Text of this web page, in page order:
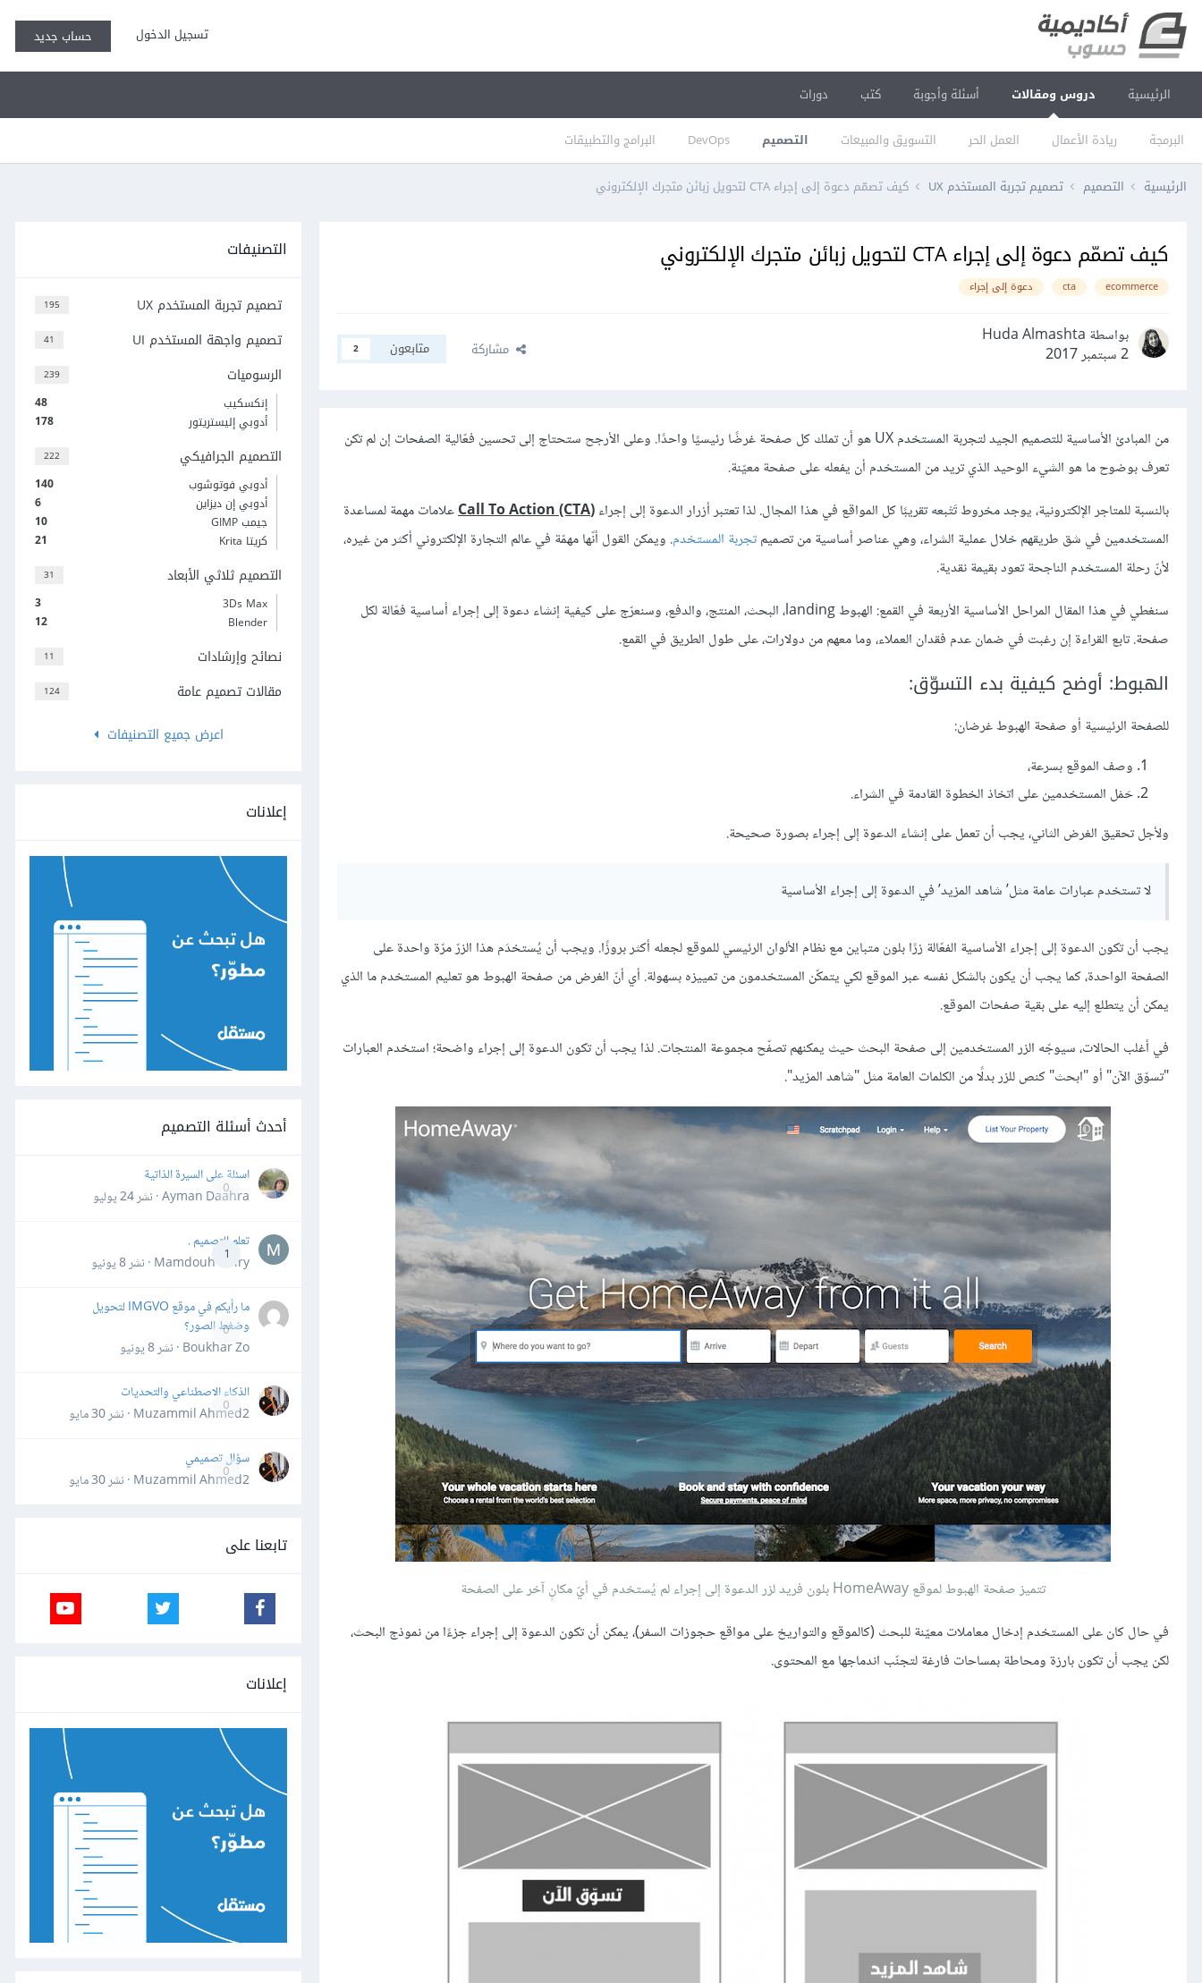
تسجيل الدخول حساب جديد
الرئيسية دروس ومقالات
البرمجة ريادة الأعمال العمل الحر التسويق والمبيعات التصميم DevOps البرامج والتطبيقات
أسئلة وأجوبة كتب دورات
الرئيسية التصميم تصميم تجربة المستخدم UX كيف تصمّم دعوة إلى إجراء CTA لتحويل زبائن متجرك الإلكتروني
كيف تصمّم دعوة إلى إجراء CTA لتحويل زبائن متجرك الإلكتروني
ecommerce
cta دعوة إلى إجراء
بواسطة Huda Almashta
2 سبتمبر 2017
مشاركة متابعون 2
من المبادئ الأساسية للتصميم الجيد لتجربة المستخدم UX هو أن تملك كل صفحة غرضًا رئيسيًا واحدًا. وعلى الأرجح ستحتاج إلى تحسين فعّالية الصفحات إن لم تكن
تعرف بوضوح ما هو الشيء الوحيد الذي تريد من المستخدم أن يفعله على صفحة معيّنة.
بالنسبة للمتاجر الإلكترونية، يوجد مخروط تَتْبعه تقريبًا كل المواقع في هذا المجال. لذا تعتبر أزرار الدعوة إلى إجراء(Call To Action (CTA
علامات مهمة لمساعدة
المستخدمين في شق طريقهم خلال عملية الشراء، وهي عناصر أساسية من تصميمتجربة المستخدم. ويمكن القول أنّها مهمّة في عالم التجارة الإلكتروني أكثر من غيره،
لأنّ رحلة المستخدم الناجحة تعود بقيمة نقدية.
سنغطي في هذا المقال المراحل الأساسية الأربعة في القمع: الهبوط landing، البحث، المنتج، والدفع، وسنعرّج على كيفية إنشاء دعوة إلى إجراء أساسية فعّالة لكل
صفحة. تابع القراءة إن رغبت في ضمان عدم فقدان العملاء، وما معهم من دولارات، على طول الطريق في القمع.
الهبوط: أوضح كيفية بدء التسوّق:
للصفحة الرئيسية أو صفحة الهبوط غرضان:
وصف الموقع بسرعة،
حَمْل المستخدمين على اتخاذ الخطوة القادمة في الشراء.
ولأجل تحقيق الغرض الثاني، يجب أن تعمل على إنشاء الدعوة إلى إجراء بصورة صحيحة.
لا تستخدم عبارات عامة مثل’ شاهد المزيد’ في الدعوة إلى إجراء الأساسية
يجب أن تكون الدعوة إلى إجراء الأساسية الفعّالة زرًا بلون متباين مع نظام الألوان الرئيسي للموقع لجعله أكثر بروزًا. ويجب أن يُستخدَم هذا الزرّ مرّة واحدة على
الصفحة الواحدة، كما يجب أن يكون بالشكل نفسه عبر الموقع لكي يتمكّن المستخدمون من تمييزه بسهولة. أي أنّ الغرض من صفحة الهبوط هو تعليم المستخدم ما الذي
يمكن أن يتطلع إليه على بقية صفحات الموقع.
في أغلب الحالات، سيوجّه الزر المستخدمين إلى صفحة البحث حيث يمكنهم تصفّح مجموعة المنتجات. لذا يجب أن تكون الدعوة إلى إجراء واضحة؛ استخدم العبارات
"تسوّق الآن" أو "ابحث" كنص للزر بدلًا من الكلمات العامة مثل "شاهد المزيد".
تتميز صفحة الهبوط لموقع HomeAway بلون فريد لزر الدعوة إلى إجراء لم يُستخدم في أيّ مكانٍ آخر على الصفحة
في حال كان على المستخدم إدخال معاملات معيّنة للبحث (كالموقع والتواريخ على مواقع حجوزات السفر)، يمكن أن تكون الدعوة إلى إجراء جزءًا من نموذج البحث،
لكن يجب أن تكون بارزة ومحاطة بمساحات فارغة لتجنّب اندماجها مع المحتوى.
التصنيفات
195 تصميم تجربة المستخدم UX
41 تصميم واجهة المستخدم UI
239 الرسوميات
48
إنكسكيب
178
أدوبي إليستريتور
222 التصميم الجرافيكي
140
أدوبي فوتوشوب
6
أدوبي إن ديزاين
10
جيمب GIMP
21
كريتا Krita
31 التصميم ثلاثي الأبعاد
3
3Ds Max
12
Blender
11 نصائح وإرشادات
124
مقالات تصميم عامة
اعرض جميع التصنيفات
إعلانات
أحدث أسئلة التصميم
0
اسئلة على السيرة الذاتية
Ayman Daahra · نشر
24 يوليو
1
تعلم التصميم .
Mamdouh Khiry · نشر
8 يونيو
0
ما رأيكم في موقع IMGVO لتحويل
وضغط الصور؟
Boukhar Zo · نشر
8 يونيو
0
الذكاء الاصطناعي والتحديات
Muzammil Ahmed2 · نشر
30 مايو
0
سؤال تصميمي
Muzammil Ahmed2 · نشر
30 مايو
تابعنا على
إعلانات